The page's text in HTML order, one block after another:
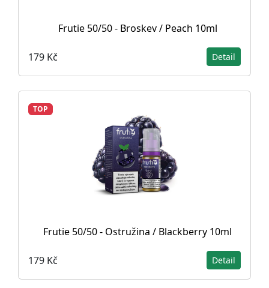
Frutie 50/50 - Broskev / Peach 10ml
179 Kč Detail
TOP
Frutie 50/50 - Ostružina / Blackberry 10ml
179 Kč Detail